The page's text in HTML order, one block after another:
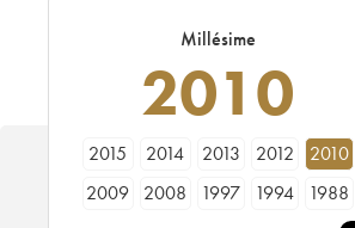
Millésime
2010
2015 2014 2013 2012
2010
2009
2008 1997 1994 1988